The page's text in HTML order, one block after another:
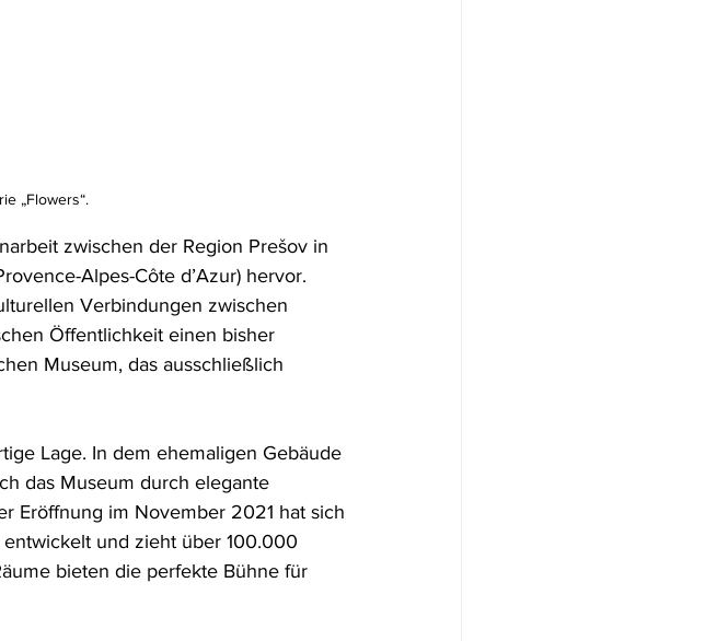
„Flowers“.
zwischen der Region Prešov in
Alpes-Côte d’Azur) hervor.
Verbindungen zwischen
Öffentlichkeit einen bisher
Museum, das ausschließlich
Lage. In dem ehemaligen Gebäude
das Museum durch elegante
Eröffnung im November 2021 hat sich
und zieht über 100.000
bieten die perfekte Bühne für